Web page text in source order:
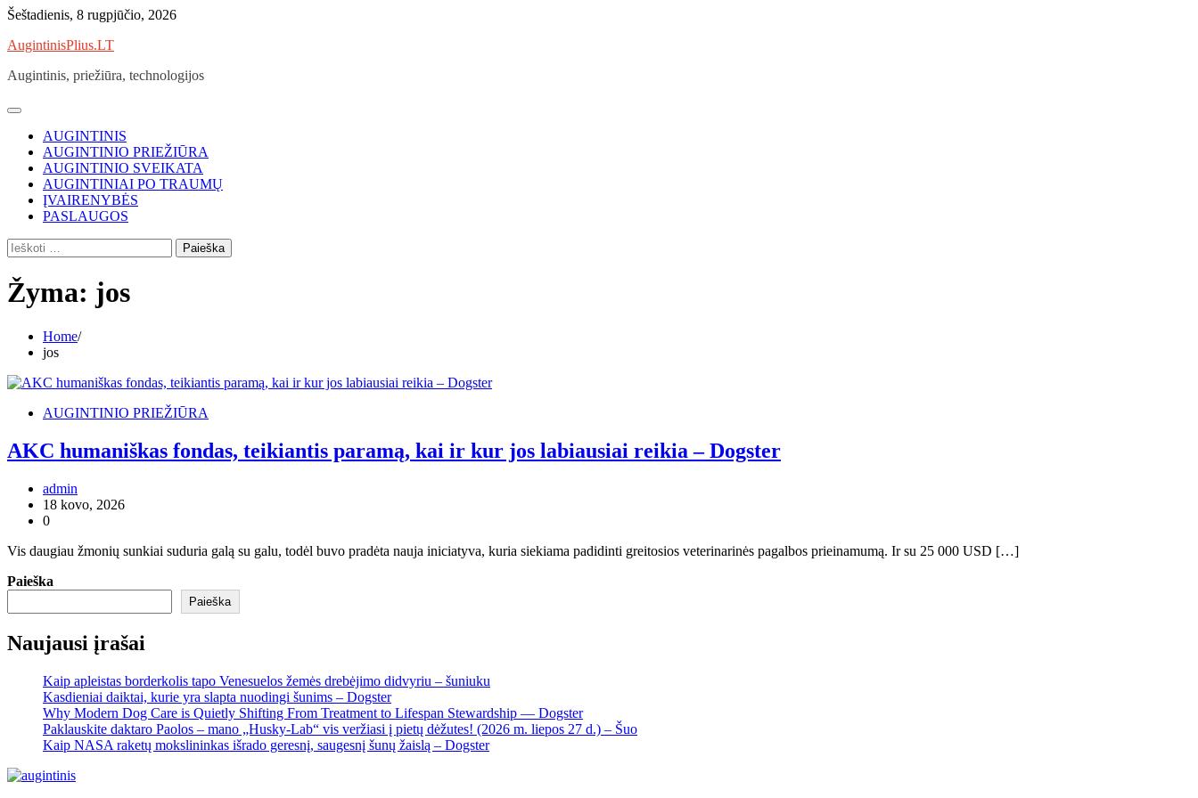
Skip
content
Šeštadienis, 8 rugpjūčio, 2026
AugintinisPlius.LT
Augintinis, priežiūra, technologijos
AUGINTINIS
AUGINTINIO PRIEŽIŪRA
AUGINTINIO SVEIKATA
AUGINTINIAI PO TRAUMŲ
ĮVAIRENYBĖS
PASLAUGOS
Ieškoti:
Žyma: jos
Home
jos
AUGINTINIO PRIEŽIŪRA
AKC humaniškas fondas, teikiantis paramą, kai ir kur jos labiausiai reikia – Dogster
admin
18 kovo, 2026
0
Vis daugiau žmonių sunkiai suduria galą su galu, todėl buvo pradėta nauja iniciatyva, kuria siekiama padidinti greitosios veterinarinės pagalbos prieinamumą. Ir su 25 000 USD […]
Paieška
Paieška
Naujausi įrašai
Kaip apleistas borderkolis tapo Venesuelos žemės drebėjimo didvyriu – šuniuku
Kasdieniai daiktai, kurie yra slapta nuodingi šunims – Dogster
Why Modern Dog Care is Quietly Shifting From Treatment to Lifespan Stewardship — Dogster
Paklauskite daktaro Paolos – mano „Husky-Lab“ vis veržiasi į pietų dėžutes! (2026 m. liepos 27 d.) – Šuo
Kaip NASA raketų mokslininkas išrado geresnį, saugesnį šunų žaislą – Dogster